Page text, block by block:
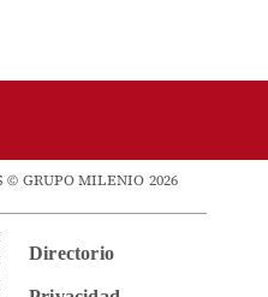
© GRUPO MILENIO 2026
Directorio